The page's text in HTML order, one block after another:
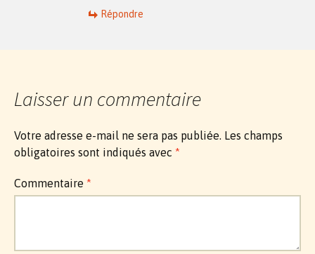
Répondre
Laisser un commentaire
Votre adresse e-mail ne sera pas publiée. Les champs
obligatoires sont indiqués avec *
Commentaire *